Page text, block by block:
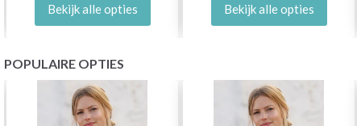
Bekijk alle opties Bekijk alle opties
POPULAIRE OPTIES